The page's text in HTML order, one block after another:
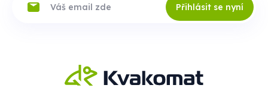
Přihlásit se nyní